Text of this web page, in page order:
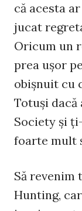
că acesta
jucat
Oricum un
prea uşor
obişnuit cu
Totuşi dacă
Society şi
foarte mult
Să
Hunting,